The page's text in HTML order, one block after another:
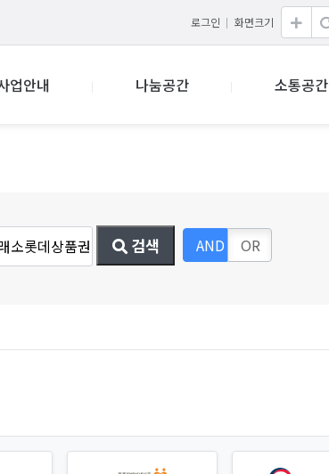
로그인 화면크기
업안내 나눔공간 소통공간
검색 AND OR